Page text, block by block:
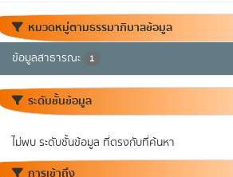
หมวดหมู่ตามธรรมาภิบาลข้อมูล
ข้อมูลสาธารณะ 1
ระดับชั้นข้อมูล
ไม่พบ ระดับชั้นข้อมูล ที่ตรงกับที่ค้นหา